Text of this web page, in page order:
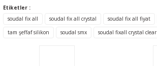
Ürün açıklamasında eksik bilgiler bulunuyor.
Ürün bilgilerinde hatalar bulunuyor.
Ürün fiyatı diğer sitelerden daha pahalı.
Soudal Fix All Şefaf Hıgh Tack 290ml.
Etiketler :
soudal fix all
soudal fix all crystal soudal fix all fiyat
tam şeffaf silikon
soudal smx soudal fixall crystal clear